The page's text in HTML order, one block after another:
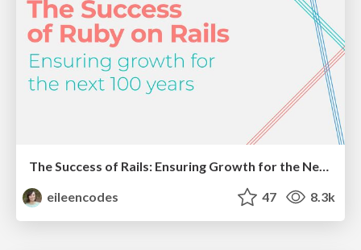
The Success of Rails: Ensuring Growth for the Next 100 Years
eileencodes
47 8.3k